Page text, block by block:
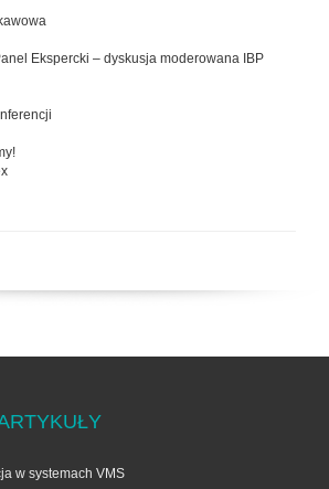
Ekspercki – dyskusja moderowana IBP
w systemach VMS